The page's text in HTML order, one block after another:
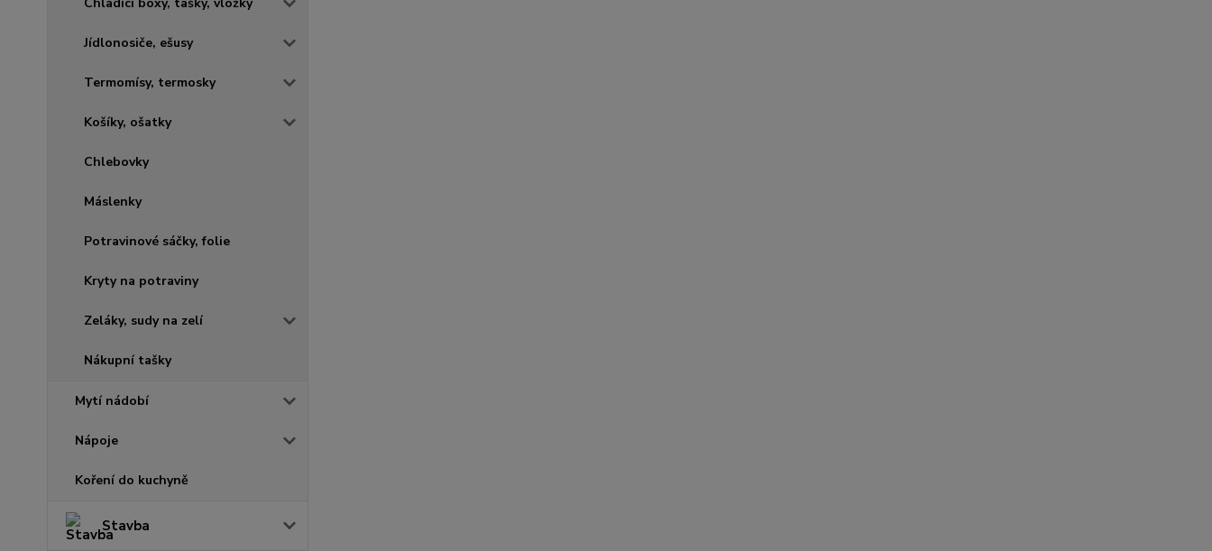
Jídlonosiče, ešusy
Termomísy, termosky
Košíky, ošatky
Chlebovky
Máslenky
Potravinové sáčky, folie
Kryty na potraviny
Zeláky, sudy na zelí
Nákupní tašky
Mytí nádobí
Nápoje
Koření do kuchyně
Stavba